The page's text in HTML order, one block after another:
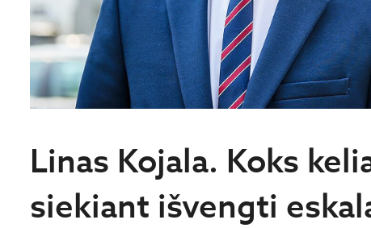
Linas Kojala. Koks
siekiant išvengti